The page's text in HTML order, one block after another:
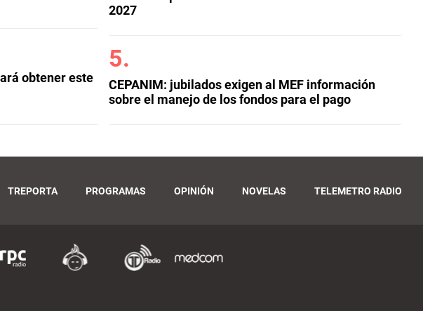
obtener este
2027
CEPANIM: jubilados exigen al MEF información
sobre el manejo de los fondos para el pago
TREPORTA PROGRAMAS OPINIÓN NOVELAS TELEMETRO RADIO